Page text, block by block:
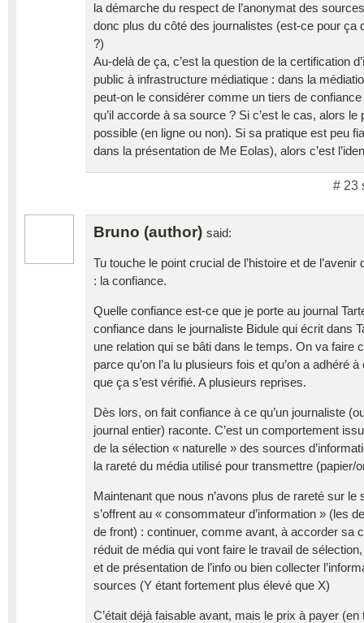
la démarche du respect de l’anonymat des
donc plus du côté des journalistes (est-ce pour ça
?)
Au-delà de ça, c’est la question de la certification
public à infrastructure médiatique : dans la
peut-on le considérer comme un tiers de confiance
qu’il accorde à sa source ? Si c’est le cas, alors
possible (en ligne ou non). Si sa pratique est peu
dans la présentation de Me Eolas), alors c’est
# 23
Bruno (author) said:
Tu touche le point crucial de l’histoire et de
: la confiance.
Quelle confiance est-ce que je porte au journal
confiance dans le journaliste Bidule qui écrit dans
une relation qui se bâti dans le temps. On va faire
parce qu’on l’a lu plusieurs fois et qu’on a adhéré
que ça s’est vérifié. A plusieurs reprises.
Dès lors, on fait confiance à ce qu’un journaliste
journal entier) raconte. C’est un comportement
de la sélection « naturelle » des sources
la rareté du média utilisé pour transmettre
Maintenant que nous n’avons plus de rareté sur le
s’offrent au « consommateur d’information » (les
de front) : continuer, comme avant, à accorder sa
réduit de média qui vont faire le travail de
et de présentation de l’info ou bien collecter
sources (Y étant fortement plus élevé que X)
C’était déjà faisable avant, mais le prix à payer